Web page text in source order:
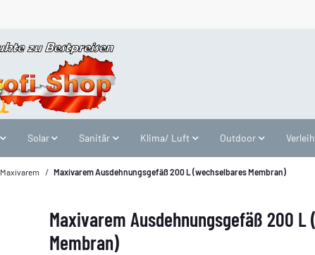
Solar Sanitär Klima/ Luft Outdoor Verleih
Maxivarem Maxivarem Ausdehnungsgefäß 200 L (wechselbares Membran)
Maxivarem Ausdehnungsgefäß 200
Membran)